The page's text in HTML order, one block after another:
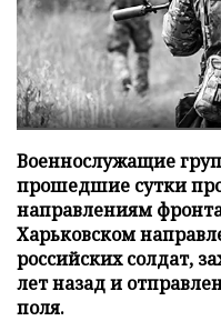
Военнослужащие
прошедшие сутки
направлениям
Харьковском
российских солдат,
лет назад и
поля.